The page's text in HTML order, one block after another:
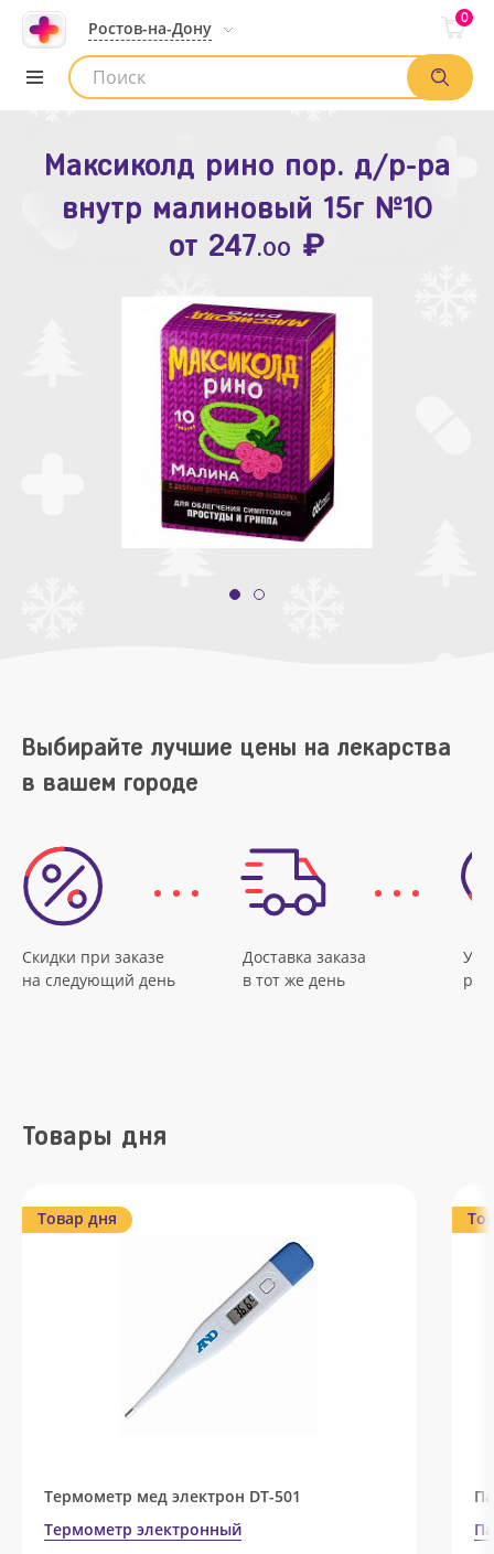
Ростов-на-Дону
0
Список аптек
Максиколд рино пор. д/р-ра
внутр малиновый 15г №10
от 247.00 ₽
Зодак таб. п.п.о. 10мг №10
от109.80 ₽
Выбирайте лучшие цены на лекарства
в вашем городе
Скидки при заказе
на следующий день
Доставка заказа
в тот же день
Товары дня
Товар дня
Термометр мед электрон DT-501
Термометр электронный